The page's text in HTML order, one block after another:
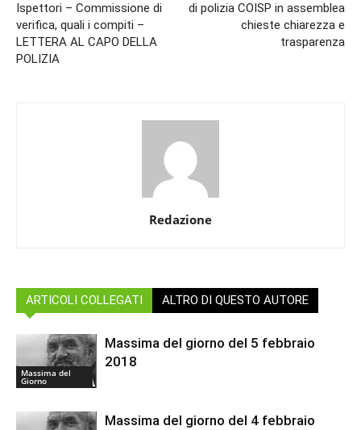
Ispettori – Commissione di
verifica, quali i compiti –
LETTERA AL CAPO DELLA
POLIZIA
di polizia COISP in assemblea
chieste chiarezza e
trasparenza
Redazione
ARTICOLI COLLEGATI ALTRO DI QUESTO AUTORE
Massima del
Giorno
Massima del giorno del 5 febbraio
2018
Massima del giorno del 4 febbraio